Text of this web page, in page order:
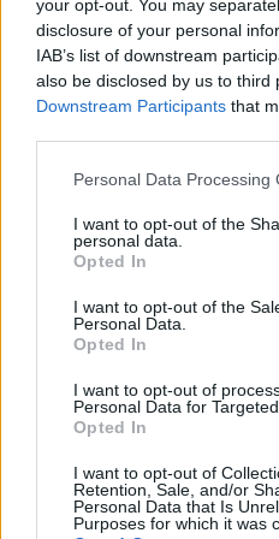
your opt-out. You may
disclosure of your personal
IAB’s list of downstream
also be disclosed by us to third
Downstream Participants that
Personal Data Processing
I want to opt-out of the
personal data.
Opted In
I want to opt-out of the
Personal Data.
Opted In
I want to opt-out of
Personal Data for
Opted In
I want to opt-out of
Retention, Sale, and/or
Personal Data that Is
Purposes for which it was
που αυτό το
καλοκαίρι μπορείς
να κρατάς το πρωί
αλλά και το βράδυ